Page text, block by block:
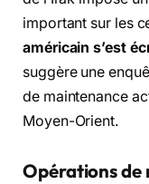
important sur les
américain s’est
suggère une
de maintenance
Moyen-Orient.
Opérations de